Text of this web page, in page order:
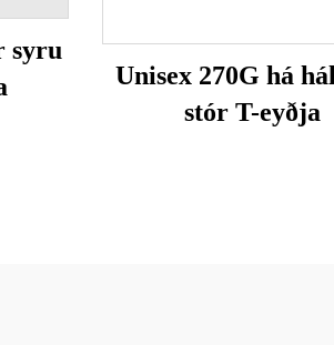
syru
Unisex 270G há
stór T-eyðja